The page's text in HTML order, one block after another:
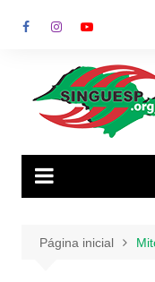
para
Página inicial